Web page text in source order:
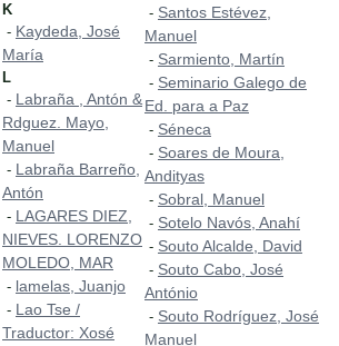
K
- Kaydeda, José
María
L
- Labraña , Antón &
Rdguez. Mayo,
Manuel
- Labraña Barreño,
Antón
- LAGARES DIEZ,
NIEVES. LORENZO
MOLEDO, MAR
- lamelas, Juanjo
- Lao Tse /
Traductor: Xosé
- Santos Estévez,
Manuel
- Sarmiento, Martín
- Seminario Galego de
Ed. para a Paz
- Séneca
- Soares de Moura,
Andityas
- Sobral, Manuel
- Sotelo Navós, Anahí
- Souto Alcalde, David
- Souto Cabo, José
António
- Souto Rodríguez, José
Manuel